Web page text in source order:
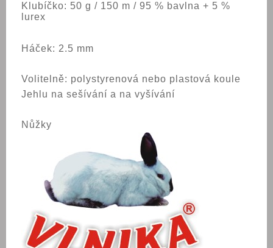
Klubíčko: 50 g / 150 m / 95 % bavlna + 5 %
lurex
Háček: 2.5 mm
Volitelně: polystyrenová nebo plastová koule
Jehlu na sešívání a na vyšívání
Nůžky